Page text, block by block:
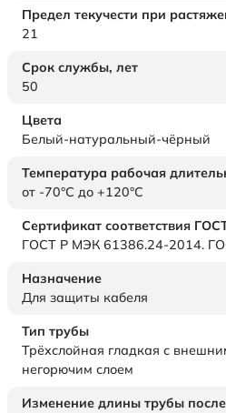
Предел текучести при
21
Срок службы, лет
50
Цвета
Белый-натуральный-чёрный
Температура рабочая
от -70°C до +120°C
Сертификат соответствия
ГОСТ Р МЭК 61386.24-2014.
Назначение
Для защиты кабеля
Тип трубы
Трёхслойная гладкая с
негорючим слоем
Изменение длины трубы